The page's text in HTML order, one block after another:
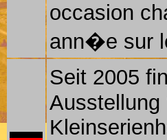
occasion
ann�e sur
Seit 2005